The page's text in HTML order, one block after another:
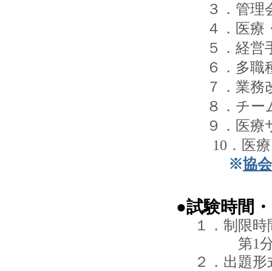
３．管理
４．医療
５．経営
６．多職
７．業務
８．チー
９．医
10．医療
※協
●試験時間
１．制限時
第1分野
２．出題形